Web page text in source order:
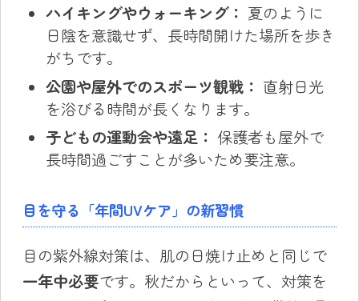
ハイキングやウォーキング： 夏のように
日陰を意識せず、長時間開けた場所を歩き
がちです。
公園や屋外でのスポーツ観戦： 直射日光
を浴びる時間が長くなります。
子どもの運動会や遠足： 保護者も屋外で
長時間過ごすことが多いため要注意。
目を守る「年間UVケア」の新習慣
目の紫外線対策は、肌の日焼け止めと同じで
一年中必要です。秋だからといって、対策を